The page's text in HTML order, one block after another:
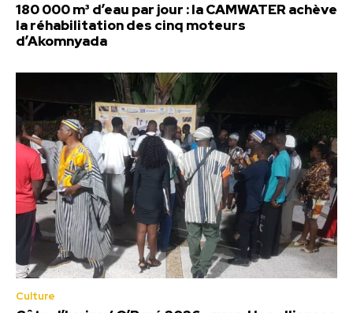
180 000 m³ d’eau par jour : la CAMWATER achève
la réhabilitation des cinq moteurs
d’Akomnyada
Culture